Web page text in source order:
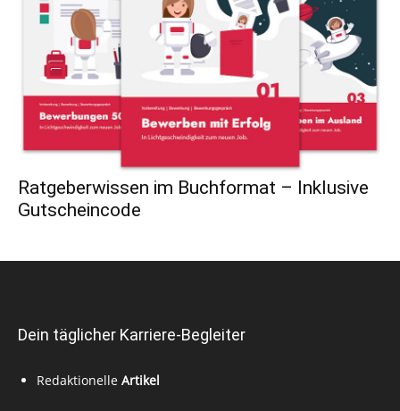
Ratgeberwissen im Buchformat – Inklusive
Gutscheincode
Dein täglicher Karriere-Begleiter
Redaktionelle Artikel